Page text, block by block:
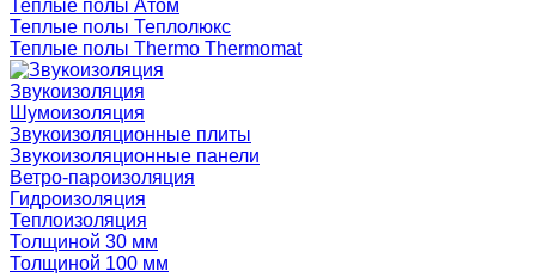
Теплые полы Атом
Теплые полы Теплолюкс
Теплые полы Thermo Thermomat
Звукоизоляция
Шумоизоляция
Звукоизоляционные плиты
Звукоизоляционные панели
Ветро-пароизоляция
Гидроизоляция
Теплоизоляция
Толщиной 30 мм
Толщиной 100 мм